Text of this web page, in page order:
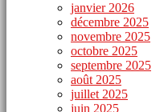
janvier 2026
décembre 2025
novembre 2025
octobre 2025
septembre 2025
août 2025
juillet 2025
juin 2025